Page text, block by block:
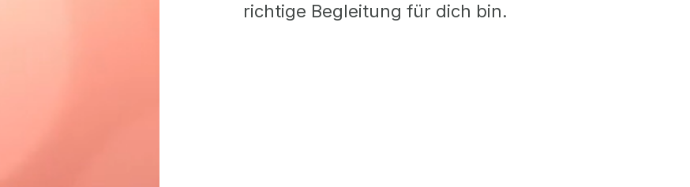
richtige Begleitung für dich bin.​